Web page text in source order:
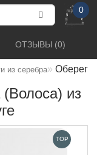
0
из серебра Оберег
из
ОТЗЫВЫ (0)
TOP